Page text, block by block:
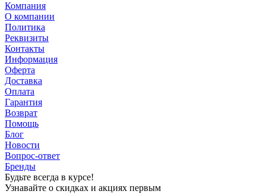
Компания
О компании
Политика
Реквизиты
Контакты
Информация
Оферта
Доставка
Оплата
Гарантия
Возврат
Помощь
Блог
Новости
Вопрос-ответ
Бренды
Будьте всегда в курсе!
Узнавайте о скидках и акциях первым